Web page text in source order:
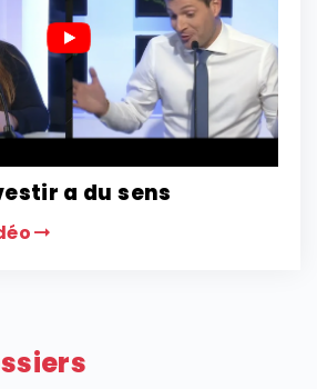
a du sens